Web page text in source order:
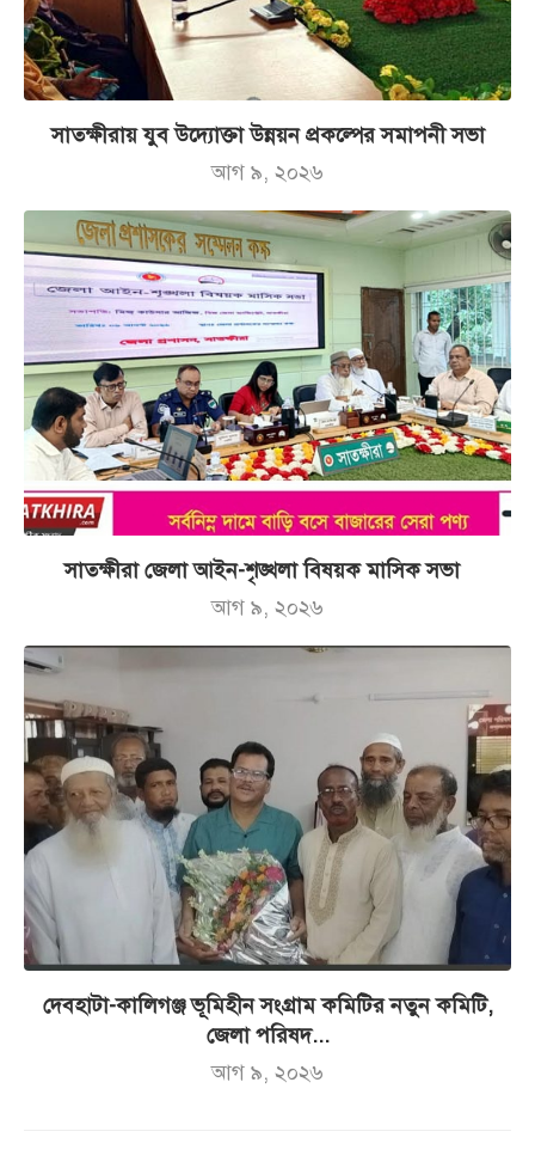
সাতক্ষীরায় যুব উদ্যোক্তা উন্নয়ন প্রকল্পের সমাপনী সভা
আগ ৯, ২০২৬
সাতক্ষীরা জেলা আইন-শৃঙ্খলা বিষয়ক মাসিক সভা
আগ ৯, ২০২৬
দেবহাটা-কালিগঞ্জ ভূমিহীন সংগ্রাম কমিটির নতুন কমিটি,
জেলা পরিষদ...
আগ ৯, ২০২৬